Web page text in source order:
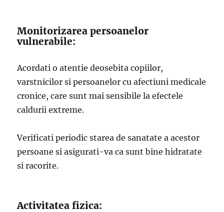
Monitorizarea persoanelor
vulnerabile:
Acordati o atentie deosebita copiilor,
varstnicilor si persoanelor cu afectiuni medicale
cronice, care sunt mai sensibile la efectele
caldurii extreme.
Verificati periodic starea de sanatate a acestor
persoane si asigurati-va ca sunt bine hidratate
si racorite.
Activitatea fizica: